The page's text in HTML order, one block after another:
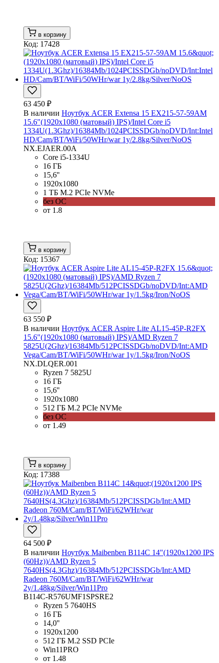
в корзину
Код: 17428
63 450 ₽
В наличии Ноутбук ACER Extensa 15 EX215-57-59AM
15.6"(1920x1080 (матовый) IPS)/Intel Core i5
1334U(1.3Ghz)/16384Mb/1024PCISSDGb/noDVD/Int:Intel
HD/Cam/BT/WiFi/50WHr/war 1y/2.8kg/Silver/NoOS
NX.EJAER.00A
Core i5-1334U
16 ГБ
15,6''
1920x1080
1 ТБ M.2 PCIe NVMe
без ОС
от 1.8
в корзину
Код: 15367
63 550 ₽
В наличии Ноутбук ACER Aspire Lite AL15-45P-R2FX
15.6"(1920x1080 (матовый) IPS)/AMD Ryzen 7
5825U(2Ghz)/16384Mb/512PCISSDGb/noDVD/Int:AMD
Vega/Cam/BT/WiFi/50WHr/war 1y/1.5kg/Iron/NoOS
NX.DLQER.001
Ryzen 7 5825U
16 ГБ
15,6''
1920x1080
512 ГБ M.2 PCIe NVMe
без ОС
от 1.49
в корзину
Код: 17388
64 500 ₽
В наличии Ноутбук Maibenben B114C 14"(1920x1200 IPS
(60Hz))/AMD Ryzen 5
7640HS(4.3Ghz)/16384Mb/512PCISSDGb/Int:AMD
Radeon 760M/Cam/BT/WiFi/62WHr/war
2y/1.48kg/Silver/Win11Pro
B114C-R576UMF1SPSRE2
Ryzen 5 7640HS
16 ГБ
14,0''
1920x1200
512 ГБ M.2 SSD PCIe
Win11PRO
от 1.48